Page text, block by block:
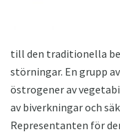
till den traditionella
störningar. En grupp
östrogener av
av biverkningar och
Representanten för